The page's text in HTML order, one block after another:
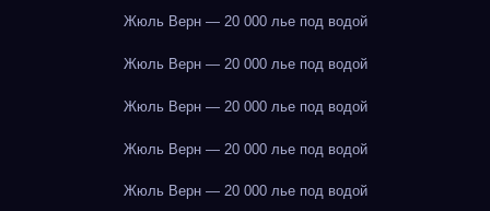
Жюль Верн — 20 000 лье под водой
Жюль Верн — 20 000 лье под водой
Жюль Верн — 20 000 лье под водой
Жюль Верн — 20 000 лье под водой
Жюль Верн — 20 000 лье под водой